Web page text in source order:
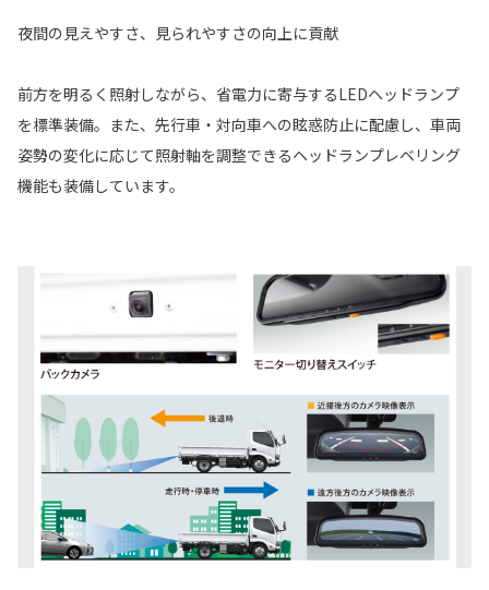
夜間の見えやすさ、見られやすさの向上に貢献
前方を明るく照射しながら、省電力に寄与するLEDヘッドランプ
を標準装備。また、先行車・対向車への眩惑防止に配慮し、車両
姿勢の変化に応じて照射軸を調整できるヘッドランプレベリング
機能も装備しています。